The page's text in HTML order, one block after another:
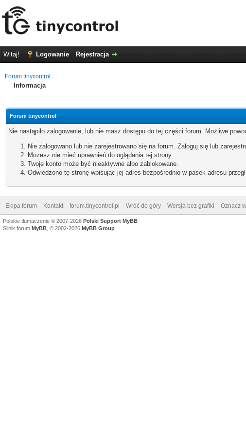
Witaj! Logowanie Rejestracja
Forum tinycontrol
Informacja
Forum tinycontrol
Nie nastąpiło zalogowanie, lub nie masz dostępu do tej części forum. Możliwe
Nie zalogowano lub nie zarejestrowano się na forum. Zaloguj się lub
Możesz nie mieć uprawnień do oglądania tej strony.
Twoje konto może być nieaktywne albo zablokowane.
Odwiedzono tę stronę wpisując jej adres bezpośrednio w pasek adresu
Ekipa forum Kontakt forum.tinycontrol.pl Wróć do góry Wersja bez grafiki Oznacz
Polskie tłumaczenie © 2007-2026 Polski Support MyBB
Silnik forum MyBB , © 2002-2026 MyBB Group